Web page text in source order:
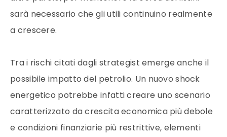
sarà necessario che gli utili continuino realmente
a crescere.
Tra i rischi citati dagli strategist emerge anche il
possibile impatto del petrolio. Un nuovo shock
energetico potrebbe infatti creare uno scenario
caratterizzato da crescita economica più debole
e condizioni finanziarie più restrittive, elementi